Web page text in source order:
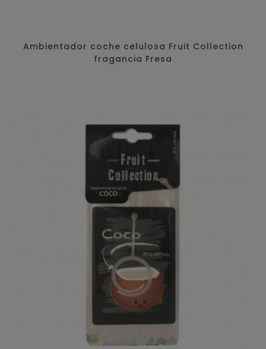
Ambientador coche celulosa Fruit Collection
fragancia Fresa